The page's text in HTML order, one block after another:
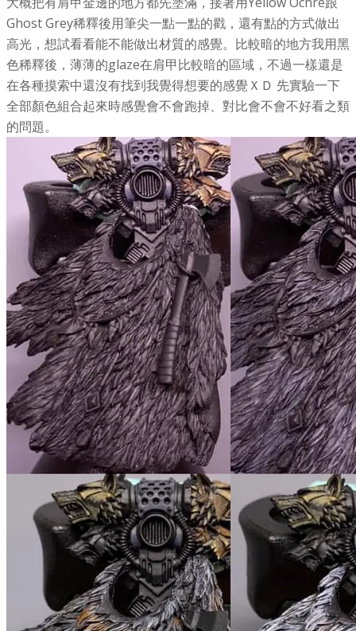
Ghost Grey稀釋後用筆尖一點一點的戳，還有點的方式做出
高光，想試看看能不能做出材質的感覺。比較暗的地方我用黑
色稀釋後，薄薄的glaze在肩甲比較暗的區域，不過一樣還是
在各種摸索中還沒有找到我覺得想要的感覺ＸＤ 先實驗一下
全部顏色組合起來時感覺會不會跑掉、對比會不會不好看之類
的問題。